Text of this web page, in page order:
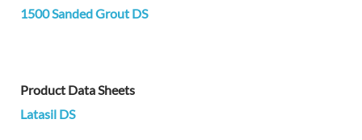
1500 Sanded Grout DS
Product Data Sheets
Latasil DS